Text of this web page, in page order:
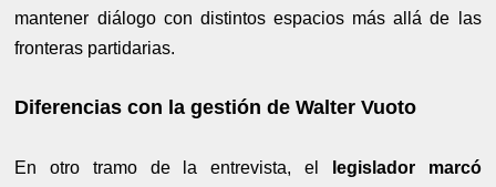
mantener diálogo con distintos espacios más allá de las
fronteras partidarias.
Diferencias con la gestión de Walter Vuoto
En otro tramo de la entrevista, el
legislador marcó